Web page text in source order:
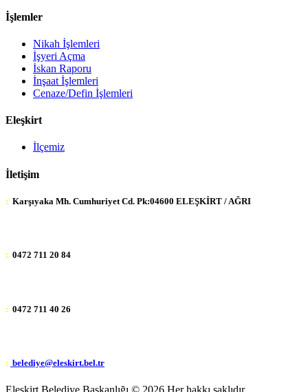
İşlemler
Nikah İşlemleri
İşyeri Açma
İskan Raporu
İnşaat İşlemleri
Cenaze/Defin İşlemleri
Eleşkirt
İlçemiz
İletişim
: Karşıyaka Mh. Cumhuriyet Cd. Pk:04600 ELEŞKİRT / AĞRI
: 0472 711 20 84
: 0472 711 40 26
: belediye@eleskirt.bel.tr
Eleşkirt Belediye Başkanlığı © 2026 Her hakkı saklıdır.